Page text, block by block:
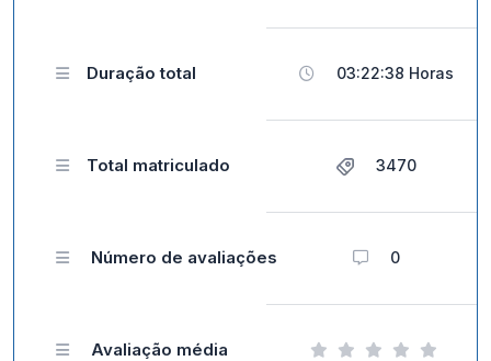
Duração total 03:22:38 Horas
Total matriculado 3470
Número de avaliações 0
Avaliação média